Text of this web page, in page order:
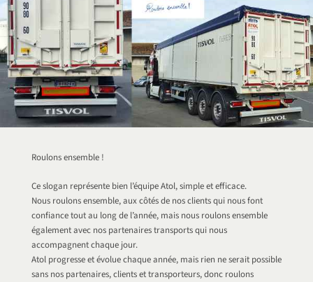
Roulons ensemble !
Ce slogan représente bien l’équipe Atol, simple et efficace.
Nous roulons ensemble, aux côtés de nos clients qui nous font
confiance tout au long de l’année, mais nous roulons ensemble
également avec nos partenaires transports qui nous
accompagnent chaque jour.
Atol progresse et évolue chaque année, mais rien ne serait possible
sans nos partenaires, clients et transporteurs, donc roulons